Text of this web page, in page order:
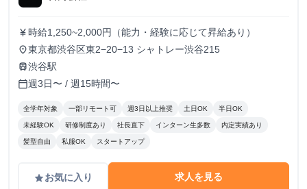
currency_yen 時給1,250~2,000円（能力・経験に応じて昇給あり）
place東京都渋谷区東2−20−13 シャトレー渋谷215
train渋谷駅
calendar_today週3日〜 / 週15時間〜
全学年対象 一部リモート可 週3日以上推奨 土日OK 半日OK
未経験OK 研修制度あり 社長直下 インターン生多数 内定実績あり
髪型自由 私服OK スタートアップ
gradeお気に入り 求人を見る